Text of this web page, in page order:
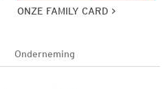
ONZE FAMILY CARD
Onderneming